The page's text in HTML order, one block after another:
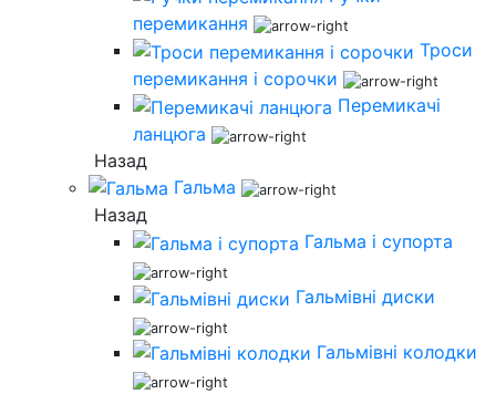
перемикання
Троси
перемикання і сорочки
Перемикачі
ланцюга
Назад
Гальма
Назад
Гальма і супорта
Гальмівні диски
Гальмівні колодки